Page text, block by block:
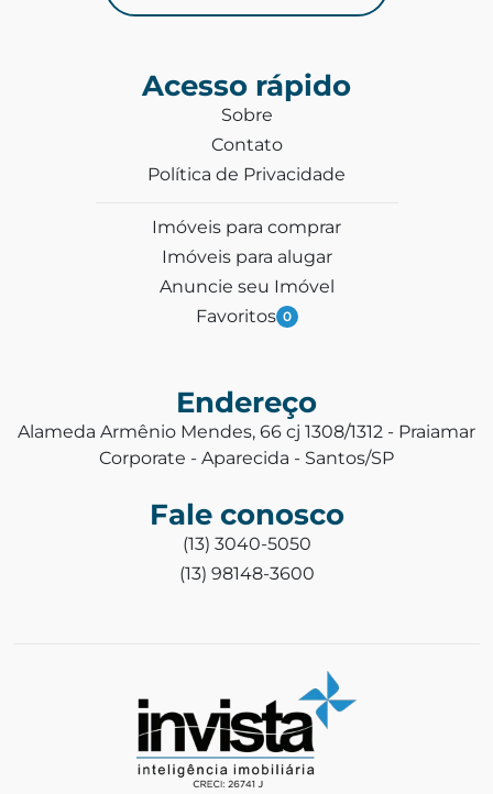
Acesso rápido
Sobre
Contato
Política de Privacidade
Imóveis para comprar
Imóveis para alugar
Anuncie seu Imóvel
Favoritos 0
Endereço
Alameda Armênio Mendes, 66 cj 1308/1312 - Praiamar
Corporate - Aparecida - Santos/SP
Fale conosco
(13) 3040-5050
(13) 98148-3600